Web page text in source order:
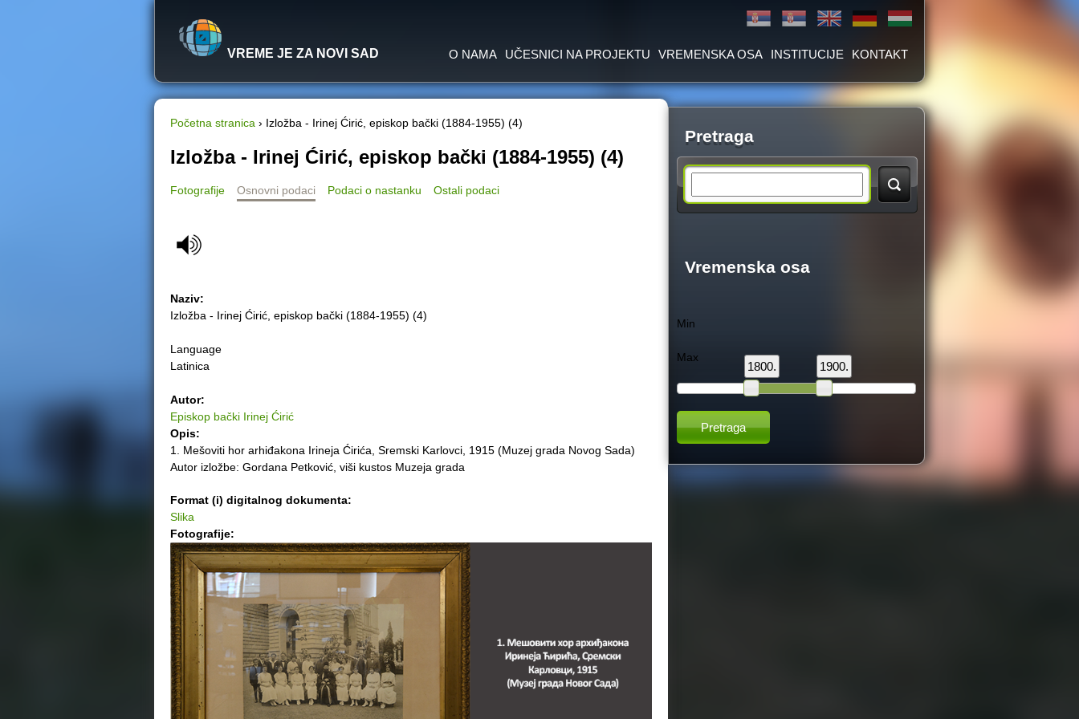
VREME JE ZA NOVI SAD O NAMA UČESNICI NA PROJEKTU VREMENSKA OSA INSTITUCIJE KONTAKT
Y
o
a
e
h
r
e
Početna stranica › Izložba - Irinej Ćirić, episkop bački (1884-1955) (4)
Izložba - Irinej Ćirić, episkop bački (1884-1955) (4)
Fotografije Osnovni podaci Podaci o nastanku Ostali podaci
Naziv:
Izložba - Irinej Ćirić, episkop bački (1884-1955) (4)
Language
Latinica
Autor:
Episkop bački Irinej Ćirić
Opis:
1. Mešoviti hor arhiđakona Irineja Ćirića, Sremski Karlovci, 1915 (Muzej grada Novog Sada)
Autor izložbe: Gordana Petković, viši kustos Muzeja grada
Format (i) digitalnog dokumenta:
Slika
Fotografije:
Pretraga
a
h
Vremenska osa
Min
Max
1800. 1900.